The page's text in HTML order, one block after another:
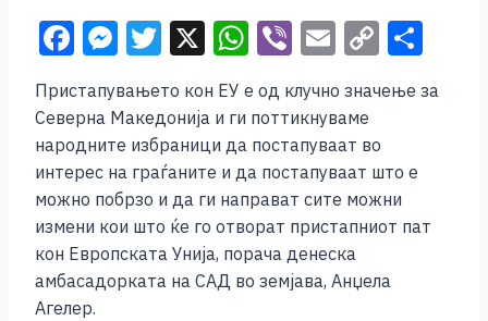
F
c
e
b
o
o
k
M
ss
e
n
g
er
T
tt
er
X W
at
s
A
p
p
Vi
er
E
ai
l
C
p
y
Li
n
k
ar
Пристапувањето кон ЕУ е од клучно значење за
Северна Македонија и ги поттикнуваме
народните избраници да постапуваат во
интерес на граѓаните и да постапуваат што е
можно побрзо и да ги направат сите можни
измени кои што ќе го отворат пристапниот пат
кон Европската Унија, порача денеска
амбасадорката на САД во земјава, Анџела
Агелер.